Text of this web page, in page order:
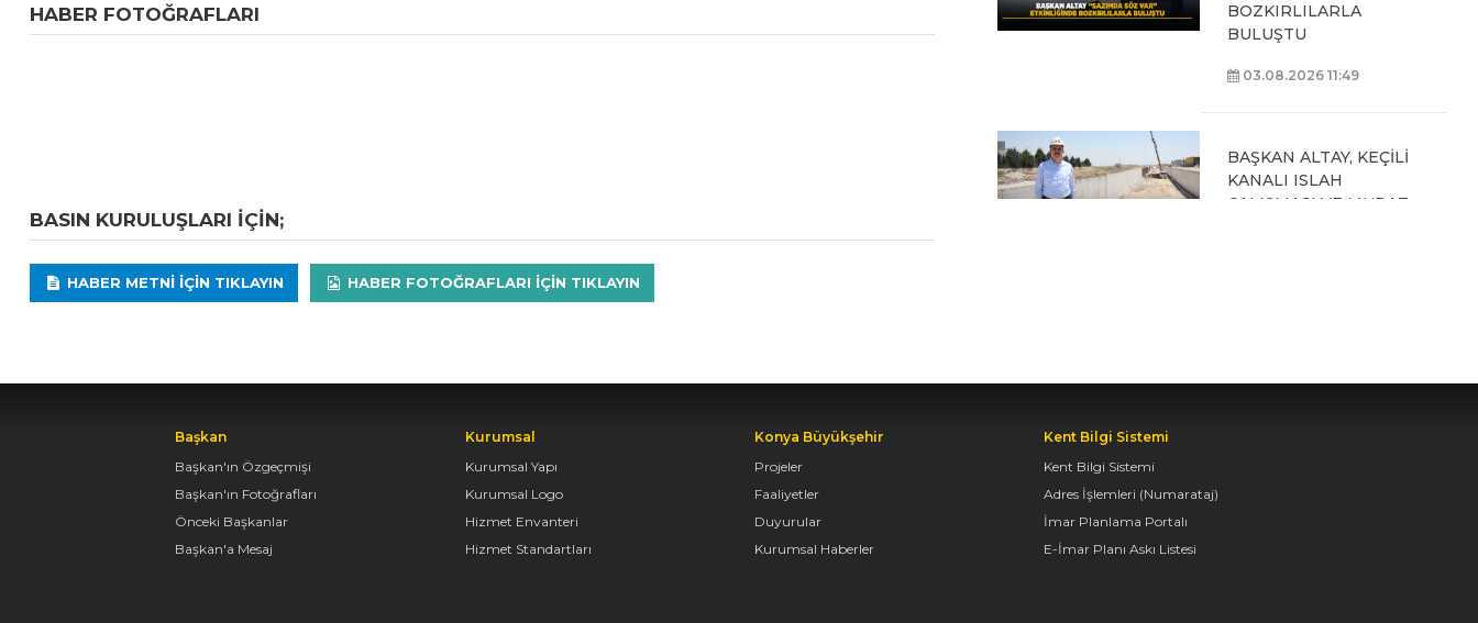
HABER FOTOĞRAFLARI
BASIN KURULUŞLARI IÇIN;
HABER METNI IÇIN TIKLAYIN HABER FOTOĞRAFLARI IÇIN TIKLAYIN
BOZKIRLILARLA
BULUŞTU
03.08.2026 11:49
BAŞKAN ALTAY, KEÇİLİ
KANALI ISLAH
ÇALIŞMASI VE MURAT
Başkan
Başkan'ın Özgeçmişi
Başkan'ın Fotoğrafları
Önceki Başkanlar
Başkan'a Mesaj
Kurumsal
Kurumsal Yapı
Kurumsal Logo
Hizmet Envanteri
Hizmet Standartları
Konya Büyükşehir
Projeler
Faaliyetler
Duyurular
Kurumsal Haberler
Kent Bilgi Sistemi
Kent Bilgi Sistemi
Adres İşlemleri (Numarataj)
İmar Planlama Portalı
E-İmar Planı Askı Listesi